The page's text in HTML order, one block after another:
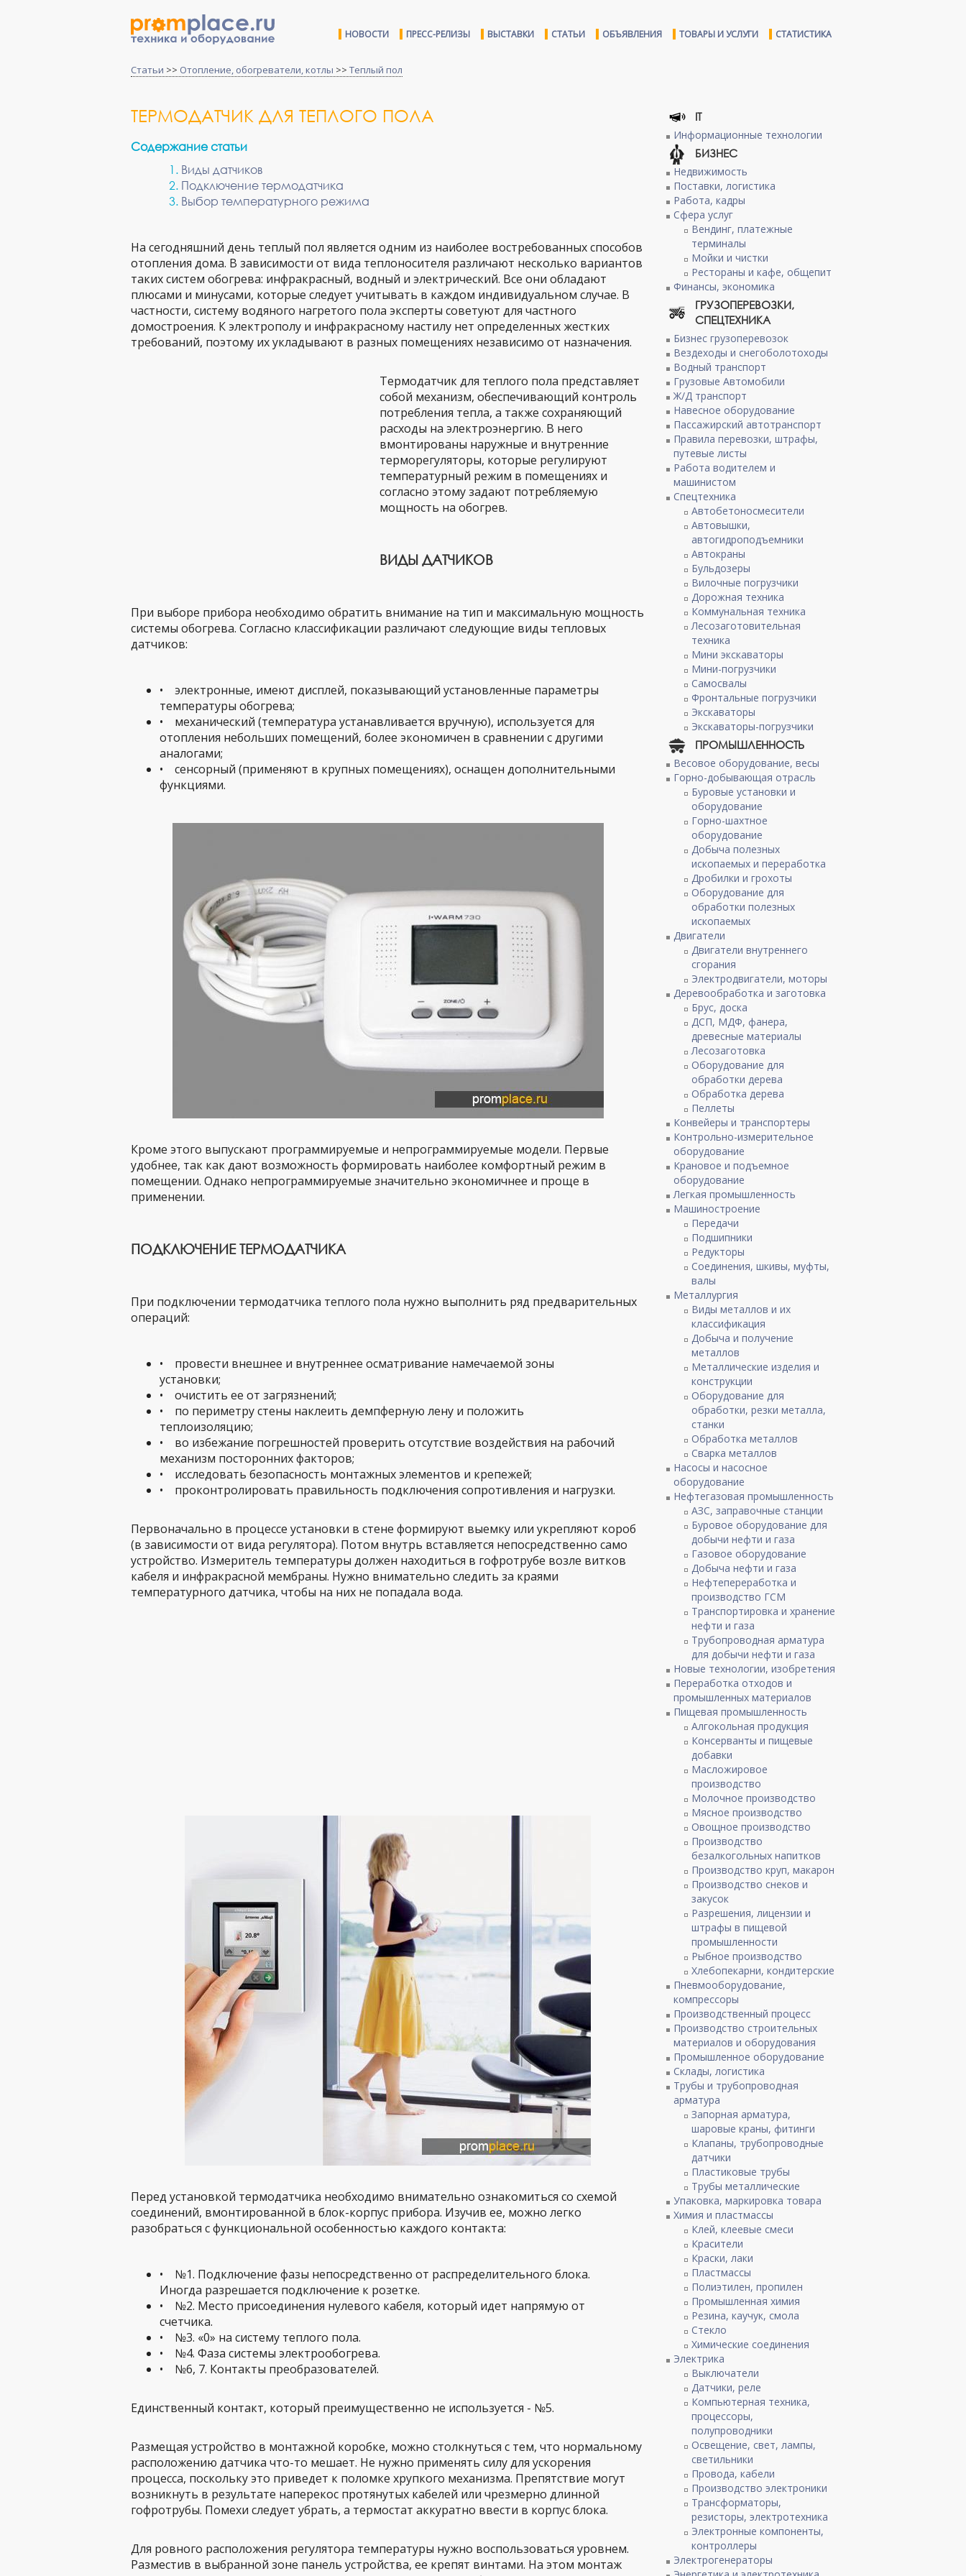
НОВОСТИ ПРЕСС-РЕЛИЗЫ ВЫСТАВКИ СТАТЬИ ОБЪЯВЛЕНИЯ ТОВАРЫ И УСЛУГИ СТАТИСТИКА
Статьи >> Отопление, обогреватели, котлы >> Теплый пол
ТЕРМОДАТЧИК ДЛЯ ТЕПЛОГО ПОЛА
Содержание статьи
Виды датчиков
Подключение термодатчика
Выбор температурного режима
На сегодняшний день теплый пол является одним из наиболее востребованных способов
отопления дома. В зависимости от вида теплоносителя различают несколько вариантов
таких систем обогрева: инфракрасный, водный и электрический. Все они обладают
плюсами и минусами, которые следует учитывать в каждом индивидуальном случае. В
частности, систему водяного нагретого пола эксперты советуют для частного
домостроения. К электрополу и инфракрасному настилу нет определенных жестких
требований, поэтому их укладывают в разных помещениях независимо от назначения.
Термодатчик для теплого пола представляет
собой механизм, обеспечивающий контроль
потребления тепла, а также сохраняющий
расходы на электроэнергию. В него
вмонтированы наружные и внутренние
терморегуляторы, которые регулируют
температурный режим в помещениях и
согласно этому задают потребляемую
мощность на обогрев.
ВИДЫ ДАТЧИКОВ
При выборе прибора необходимо обратить внимание на тип и максимальную мощность
системы обогрева. Согласно классификации различают следующие виды тепловых
датчиков:
• электронные, имеют дисплей, показывающий установленные параметры
температуры обогрева;
• механический (температура устанавливается вручную), используется для
отопления небольших помещений, более экономичен в сравнении с другими
аналогами;
• сенсорный (применяют в крупных помещениях), оснащен дополнительными
функциями.
Кроме этого выпускают программируемые и непрограммируемые модели. Первые
удобнее, так как дают возможность формировать наиболее комфортный режим в
помещении. Однако непрограммируемые значительно экономичнее и проще в
применении.
ПОДКЛЮЧЕНИЕ ТЕРМОДАТЧИКА
При подключении термодатчика теплого пола нужно выполнить ряд предварительных
операций:
• провести внешнее и внутреннее осматривание намечаемой зоны
установки;
• очистить ее от загрязнений;
• по периметру стены наклеить демпферную лену и положить
теплоизоляцию;
• во избежание погрешностей проверить отсутствие воздействия на рабочий
механизм посторонних факторов;
• исследовать безопасность монтажных элементов и крепежей;
• проконтролировать правильность подключения сопротивления и нагрузки.
Первоначально в процессе установки в стене формируют выемку или укрепляют короб
(в зависимости от вида регулятора). Потом внутрь вставляется непосредственно само
устройство. Измеритель температуры должен находиться в гофротрубе возле витков
кабеля и инфракрасной мембраны. Нужно внимательно следить за краями
температурного датчика, чтобы на них не попадала вода.
Перед установкой термодатчика необходимо внимательно ознакомиться со схемой
соединений, вмонтированной в блок-корпус прибора. Изучив ее, можно легко
разобраться с функциональной особенностью каждого контакта:
• №1. Подключение фазы непосредственно от распределительного блока.
Иногда разрешается подключение к розетке.
• №2. Место присоединения нулевого кабеля, который идет напрямую от
счетчика.
• №3. «0» на систему теплого пола.
• №4. Фаза системы электрообогрева.
• №6, 7. Контакты преобразователей.
Единственный контакт, который преимущественно не используется - №5.
Размещая устройство в монтажной коробке, можно столкнуться с тем, что нормальному
расположению датчика что-то мешает. Не нужно применять силу для ускорения
процесса, поскольку это приведет к поломке хрупкого механизма. Препятствие могут
возникнуть в результате наперекос протянутых кабелей или чрезмерно длинной
гофротрубы. Помехи следует убрать, а термостат аккуратно ввести в корпус блока.
Для ровного расположения регулятора температуры нужно воспользоваться уровнем.
Разместив в выбранной зоне панель устройства, ее крепят винтами. На этом монтаж
IT
Информационные технологии
БИЗНЕС
Недвижимость
Поставки, логистика
Работа, кадры
Сфера услуг
Вендинг, платежные
терминалы
Мойки и чистки
Рестораны и кафе, общепит
Финансы, экономика
ГРУЗОПЕРЕВОЗКИ,
СПЕЦТЕХНИКА
Бизнес грузоперевозок
Вездеходы и снегоболотоходы
Водный транспорт
Грузовые Автомобили
Ж/Д транспорт
Навесное оборудование
Пассажирский автотранспорт
Правила перевозки, штрафы,
путевые листы
Работа водителем и
машинистом
Спецтехника
Автобетоносмесители
Автовышки,
автогидроподъемники
Автокраны
Бульдозеры
Вилочные погрузчики
Дорожная техника
Коммунальная техника
Лесозаготовительная
техника
Мини экскаваторы
Мини-погрузчики
Самосвалы
Фронтальные погрузчики
Экскаваторы
Экскаваторы-погрузчики
ПРОМЫШЛЕННОСТЬ
Весовое оборудование, весы
Горно-добывающая отрасль
Буровые установки и
оборудование
Горно-шахтное
оборудование
Добыча полезных
ископаемых и переработка
Дробилки и грохоты
Оборудование для
обработки полезных
ископаемых
Двигатели
Двигатели внутреннего
сгорания
Электродвигатели, моторы
Деревообработка и заготовка
Брус, доска
ДСП, МДФ, фанера,
древесные материалы
Лесозаготовка
Оборудование для
обработки дерева
Обработка дерева
Пеллеты
Конвейеры и транспортеры
Контрольно-измерительное
оборудование
Крановое и подъемное
оборудование
Легкая промышленность
Машиностроение
Передачи
Подшипники
Редукторы
Соединения, шкивы, муфты,
валы
Металлургия
Виды металлов и их
классификация
Добыча и получение
металлов
Металлические изделия и
конструкции
Оборудование для
обработки, резки металла,
станки
Обработка металлов
Сварка металлов
Насосы и насосное
оборудование
Нефтегазовая промышленность
АЗС, заправочные станции
Буровое оборудование для
добычи нефти и газа
Газовое оборудование
Добыча нефти и газа
Нефтепереработка и
производство ГСМ
Транспортировка и хранение
нефти и газа
Трубопроводная арматура
для добычи нефти и газа
Новые технологии, изобретения
Переработка отходов и
промышленных материалов
Пищевая промышленность
Алгокольная продукция
Консерванты и пищевые
добавки
Масложировое
производство
Молочное производство
Мясное производство
Овощное производство
Производство
безалкогольных напитков
Производство круп, макарон
Производство снеков и
закусок
Разрешения, лицензии и
штрафы в пищевой
промышленности
Рыбное производство
Хлебопекарни, кондитерские
Пневмооборудование,
компрессоры
Производственный процесс
Производство строительных
материалов и оборудования
Промышленное оборудование
Склады, логистика
Трубы и трубопроводная
арматура
Запорная арматура,
шаровые краны, фитинги
Клапаны, трубопроводные
датчики
Пластиковые трубы
Трубы металлические
Упаковка, маркировка товара
Химия и пластмассы
Клей, клеевые смеси
Красители
Краски, лаки
Пластмассы
Полиэтилен, пропилен
Промышленная химия
Резина, каучук, смола
Стекло
Химические соединения
Электрика
Выключатели
Датчики, реле
Компьютерная техника,
процессоры,
полупроводники
Освещение, свет, лампы,
светильники
Провода, кабели
Производство электроники
Трансформаторы,
резисторы, электротехника
Электронные компоненты,
контроллеры
Электрогенераторы